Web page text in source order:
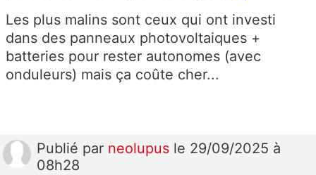
Les plus malins sont ceux qui ont investi
dans des panneaux photovoltaiques +
batteries pour rester autonomes (avec
onduleurs) mais ça coûte cher...
Publié par neolupus le 29/09/2025 à
08h28